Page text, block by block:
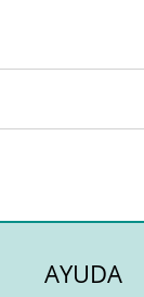
AYUDA